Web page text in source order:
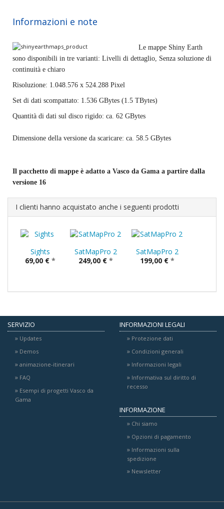
Informazioni e note
Le mappe Shiny Earth
sono disponibili in tre varianti: Livelli di dettaglio, Senza soluzione di
continuità e chiaro
Risoluzione: 1.048.576 x 524.288 Pixel
Set di dati scompattato: 1.536 GBytes (1.5 TBytes)
Quantità di dati sul disco rigido: ca. 62 GBytes
Dimensione della versione da scaricare: ca. 58.5 GBytes
Il pacchetto di mappe è adatto a Vasco da Gama a partire dalla
versione 16
I clienti hanno acquistato anche i seguenti prodotti
Sights
69,00 € *
SatMapPro 2
249,00 € *
SatMapPro 2
199,00 € *
SERVIZIO
Updates
Demos
animazione-itinerari
FAQ
Esempi di progetti Vasco da
Gama
INFORMAZIONI LEGALI
Protezione dati
Condizioni generali
Informazioni legali
Informativa sul diritto di
recesso
INFORMAZIONE
Chi siamo
Opzioni di pagamento
Informazioni sulla
spedizione
Newsletter